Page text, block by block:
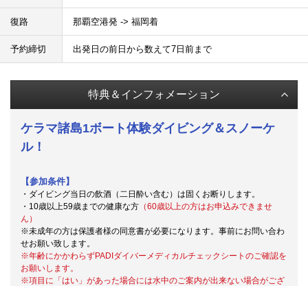
復路 那覇空港発 -> 福岡着
予約締切 出発日の前日から数えて7日前まで
特典＆インフォメーション
ケラマ諸島1ボート体験ダイビング＆スノーケ
ル！
【参加条件】
・ダイビング当日の飲酒（二日酔い含む）は固くお断りします。
・10歳以上59歳までの健康な方 （60歳以上の方はお申込みできませ
ん）
※未成年の方は保護者様の同意書が必要になります。事前にお問い合わ
せお願い致します。
※年齢にかかわらずPADIダイバーメディカルチェックシートのご確認を
お願いします。
※項目に「はい」があった場合には水中のご案内が出来ない場合がござ